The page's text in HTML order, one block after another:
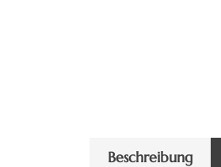
Beschreibung